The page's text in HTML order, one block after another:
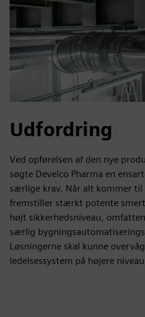
Udfordring
Ved opførelsen af den nye
søgte Develco Pharma en
særlige krav. Når alt kommer til
fremstiller stærkt potente
højt sikkerhedsniveau,
særlig
Løsningerne skal kunne
ledelsessystem på højere